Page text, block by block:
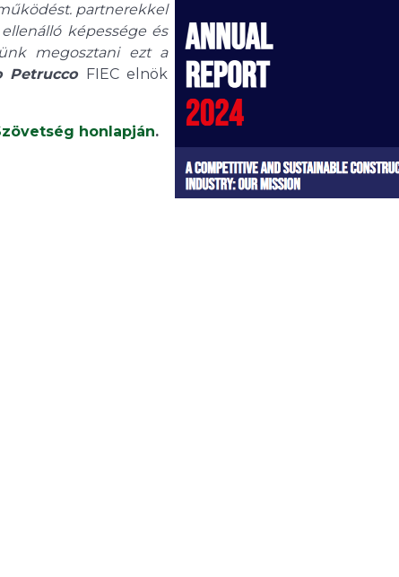
partnerekkel
képessége és
megosztani ezt a
Petrucco FIEC elnök
honlapján.